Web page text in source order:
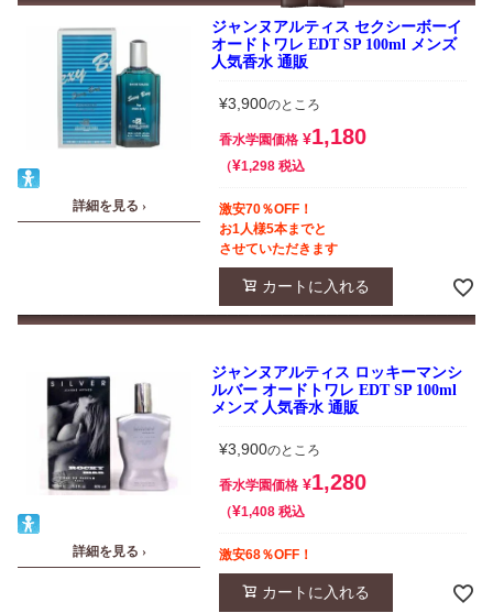
詳細を見る ›
ジャンヌアルティス セクシーボーイ
オードトワレ EDT SP 100ml メンズ
人気香水 通販
¥3,900のところ
香水学園価格 ¥1,180
¥1,298 税込
激安70％OFF！
お1人様5本までと
させていただきます
カートに入れる
詳細を見る ›
ジャンヌアルティス ロッキーマンシ
ルバー オードトワレ EDT SP 100ml
メンズ 人気香水 通販
¥3,900のところ
香水学園価格 ¥1,280
¥1,408 税込
激安68％OFF！
カートに入れる